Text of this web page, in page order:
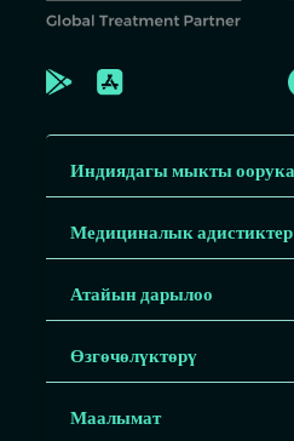
Индиядагы мыкты
Медициналык адистиктер
Атайын дарылоо
Өзгөчөлүктөрү
Маалымат